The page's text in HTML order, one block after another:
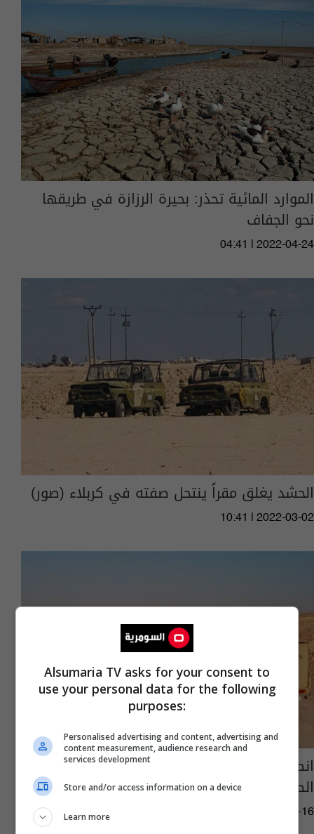
الموارد المائية تحذر: بحيرة الرزازة في طريقها
نحو الجفاف
04:41 | 2022-04-24
الحشد يغلق مقراً ينتحل صفته في كربلاء (صور)
10:41 | 2022-03-02
انطلاق عملية استباقية كبرى بالمناطق
الصحراوية في كربلاء - عاجل
02:19 | 2022-02-16
Alsumaria TV asks for your consent to
use your personal data for the following
purposes:
Personalised advertising and content, advertising and
content measurement, audience research and
services development
Store and/or access information on a device
Learn more